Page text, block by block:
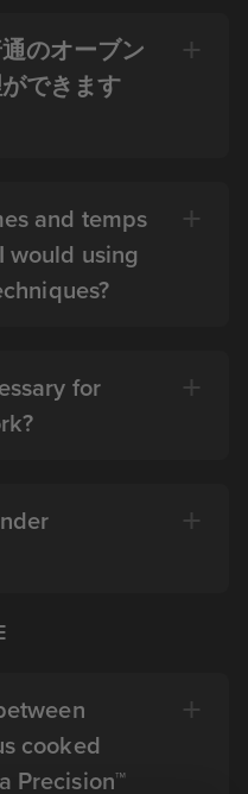
のオーブン
できます
and temps
would using
for
cooked
Precision™